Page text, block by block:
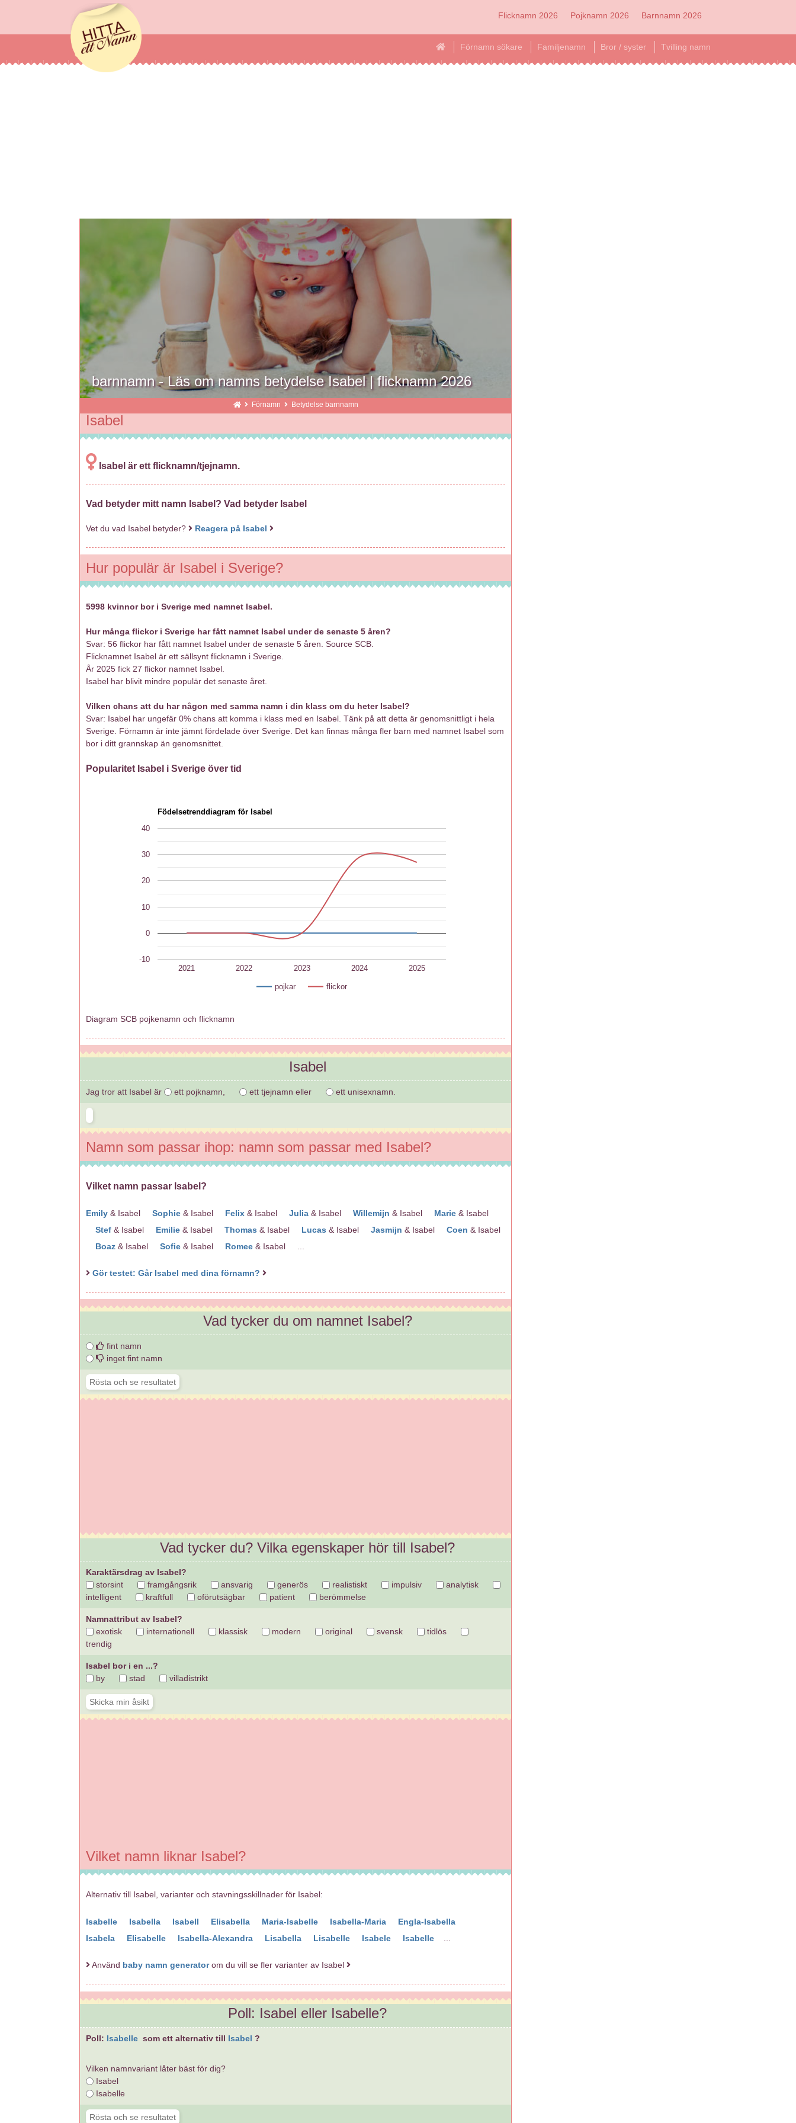
Flicknamn 2026 Pojknamn 2026 Barnnamn 2026
Förnamn sökare Familjenamn Bror / syster Tvilling namn
barnnamn - Läs om namns betydelse Isabel | flicknamn 2026
Förnamn Betydelse barnnamn
Isabel
Isabel är ett flicknamn/tjejnamn.
Vad betyder mitt namn Isabel? Vad betyder Isabel
Vet du vad Isabel betyder? Reagera på Isabel
Hur populär är Isabel i Sverige?
5998 kvinnor bor i Sverige med namnet Isabel.
Hur många flickor i Sverige har fått namnet Isabel under de senaste 5 åren?
Svar: 56 flickor har fått namnet Isabel under de senaste 5 åren. Source SCB.
Flicknamnet Isabel är ett sällsynt flicknamn i Sverige.
År 2025 fick 27 flickor namnet Isabel.
Isabel har blivit mindre populär det senaste året.
Vilken chans att du har någon med samma namn i din klass om du heter Isabel?
Svar: Isabel har ungefär 0% chans att komma i klass med en Isabel. Tänk på att detta är genomsnittligt i hela
Sverige. Förnamn är inte jämnt fördelade över Sverige. Det kan finnas många fler barn med namnet Isabel som
bor i ditt grannskap än genomsnittet.
Popularitet Isabel i Sverige över tid
Födelsetrenddiagram för Isabel
pojkar flickor
2021 2022 2023 2024 2025
-10
0
10
20
30
40
Diagram SCB pojkenamn och flicknamn
Isabel
Jag tror att Isabel är ett pojknamn, ett tjejnamn eller ett unisexnamn.
Namn som passar ihop: namn som passar med Isabel?
Vilket namn passar Isabel?
Emily & Isabel Sophie & Isabel Felix & Isabel Julia & Isabel Willemijn & Isabel Marie & Isabel
Stef & Isabel Emilie & Isabel Thomas & Isabel Lucas & Isabel Jasmijn & Isabel Coen & Isabel
Boaz & Isabel Sofie & Isabel Romee & Isabel ...
Gör testet: Går Isabel med dina förnamn?
Vad tycker du om namnet Isabel?
fint namn
inget fint namn
Vad tycker du? Vilka egenskaper hör till Isabel?
Karaktärsdrag av Isabel?
storsint
framgångsrik ansvarig generös realistiskt impulsiv
analytisk
intelligent
kraftfull oförutsägbar patient berömmelse
Namnattribut av Isabel?
exotisk
internationell klassisk modern original svensk
tidlös
trendig
Isabel bor i en ...?
by
stad villadistrikt
Vilket namn liknar Isabel?
Alternativ till Isabel, varianter och stavningsskillnader för Isabel:
Isabelle Isabella Isabell Elisabella Maria-Isabelle Isabella-Maria
Engla-Isabella
Isabela
Elisabelle Isabella-Alexandra Lisabella Lisabelle Isabele Isabelle ...
Använd baby namn generatorom du vill se fler varianter av Isabel
Poll: Isabel eller Isabelle?
Poll: Isabelle som ett alternativ till Isabel ?
Vilken namnvariant låter bäst för dig?
Isabel
Isabelle